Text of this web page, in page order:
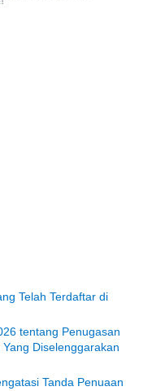
Telah Terdaftar di
tentang Penugasan
Diselenggarakan
Tanda Penuaan